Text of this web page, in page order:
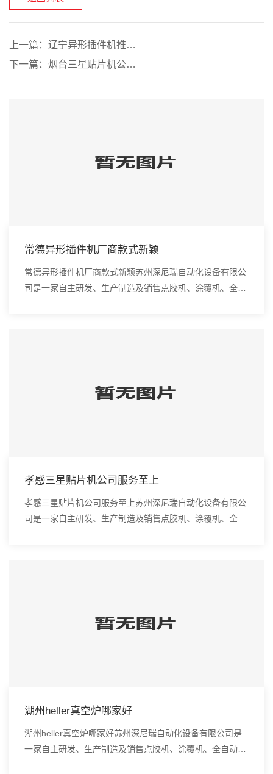
上一篇： 辽宁异形插件机推荐咨询
下一篇： 烟台三星贴片机公司供应信息
常德异形插件机厂商款式新颖
常德异形插件机厂商款式新颖苏州深尼瑞自动化设备有限公
司是一家自主研发、生产制造及销售点胶机、涂覆机、全自
孝感三星贴片机公司服务至上
孝感三星贴片机公司服务至上苏州深尼瑞自动化设备有限公
司是一家自主研发、生产制造及销售点胶机、涂覆机、全自
湖州heller真空炉哪家好
湖州heller真空炉哪家好苏州深尼瑞自动化设备有限公司是
一家自主研发、生产制造及销售点胶机、涂覆机、全自动插